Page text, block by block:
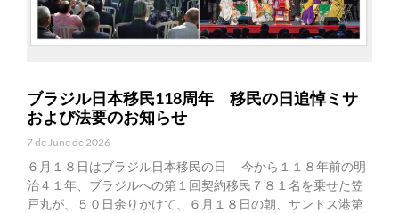
ブラジル日本移民118周年 移民の日追悼ミサ
および法要のお知らせ
7 de June de 2026
６月１８日はブラジル日本移民の日 今から１１８年前の明
治４１年、ブラジルへの第１回契約移民７８１名を乗せた笠
戸丸が、５０日余りかけて、６月１８日の朝、サントス港第